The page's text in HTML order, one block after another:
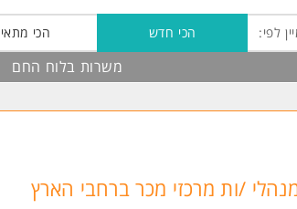
לפי: הכי חדש הכי
משרות בלוח החם
/ות מרכזי מכר ברחבי הארץ